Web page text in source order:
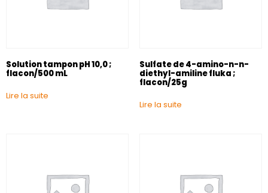
Solution tampon pH 10,0 ;
flacon/500 mL
Lire la suite
Sulfate de 4-amino-n-n-
diethyl-amiline fluka ;
flacon/25g
Lire la suite